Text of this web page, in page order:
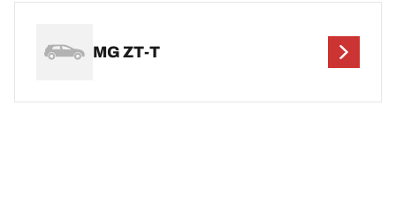
MG ZT-T